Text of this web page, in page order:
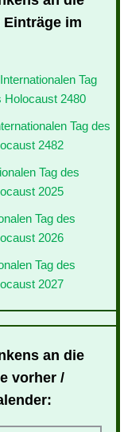
im
Internationalen Tag
Holocaust 2480
Tag des
2482
Tag des
2025
Tag des
2026
Tag des
2027
an die
vorher /